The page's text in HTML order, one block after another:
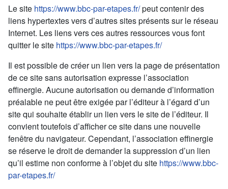
Le site https://www.bbc-par-etapes.fr/peut contenir des
liens hypertextes vers d’autres sites présents sur le réseau
Internet. Les liens vers ces autres ressources vous font
quitter le site https://www.bbc-par-etapes.fr/
Il est possible de créer un lien vers la page de présentation
de ce site sans autorisation expresse l’association
effinergie. Aucune autorisation ou demande d’information
préalable ne peut être exigée par l’éditeur à l’égard d’un
site qui souhaite établir un lien vers le site de l’éditeur. Il
convient toutefois d’afficher ce site dans une nouvelle
fenêtre du navigateur. Cependant, l’association effinergie
se réserve le droit de demander la suppression d’un lien
qu’il estime non conforme à l’objet du site https://www.bbc-
par-etapes.fr/